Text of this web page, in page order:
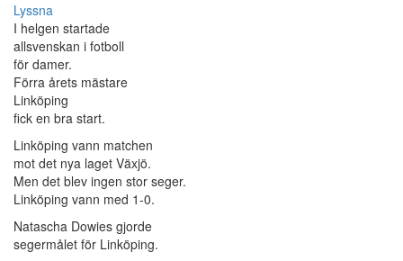
Lyssna
I helgen startade
allsvenskan i fotboll
för damer.
Förra årets mästare
Linköping
fick en bra start.
Linköping vann matchen
mot det nya laget Växjö.
Men det blev ingen stor seger.
Linköping vann med 1-0.
Natascha Dowies gjorde
segermålet för Linköping.